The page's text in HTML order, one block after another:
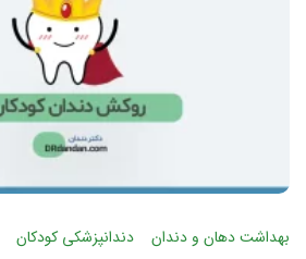
بهداشت دهان و دندان دندانپزشکی کودکان